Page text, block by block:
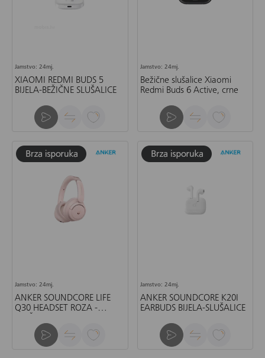
Jamstvo: 24mj.
XIAOMI REDMI BUDS 5
BIJELA-BEŽIČNE SLUŠALICE
Jamstvo: 24mj.
Bežične slušalice Xiaomi
Redmi Buds 6 Active, crne
Jamstvo: 24mj.
ANKER SOUNDCORE LIFE
Q30 HEADSET ROZA -
Jamstvo: 24mj.
ANKER SOUNDCORE K20I
EARBUDS BIJELA-SLUŠALICE